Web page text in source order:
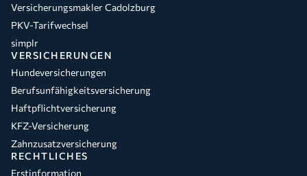
Versicherungsmakler Cadolzburg
PKV-Tarifwechsel
simplr
VERSICHERUNGEN
Hundeversicherungen
Berufsunfähigkeitsversicherung
Haftpflichtversicherung
KFZ-Versicherung
Zahnzusatzversicherung
RECHTLICHES
Erstinformation